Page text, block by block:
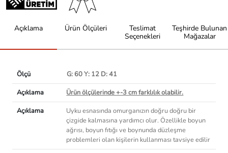
Açıklama Ürün Ölçüleri
Teslimat
Seçenekleri
Teşhirde Bulunan
Mağazalar
Ölçü
G: 60 Y: 12 D: 41
Açıklama
Ürün ölçülerinde +-3 cm farklılık olabilir.
Açıklama
Uyku esnasında omurganızın doğru doğru bir
çizgide kalmasına yardımcı olur. Özellikle boyun
ağrısı, boyun fıtığı ve boynunda düzleşme
problemleri olan kişilerin kullanması tavsiye edilir